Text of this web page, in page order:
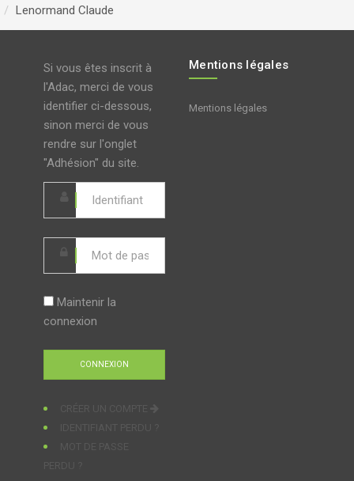
Lenormand Claude
Si vous êtes inscrit à
l'Adac, merci de vous
identifier ci-dessous,
sinon merci de vous
rendre sur l'onglet
"Adhésion" du site.
Maintenir la
connexion
Mentions légales
Mentions légales